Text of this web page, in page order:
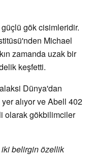
gök cisimleridir.
Michael
zamanda uzak bir
keşfetti.
Dünya'dan
yer alıyor ve Abell 402
olarak gökbilimciler
belirgin özellik